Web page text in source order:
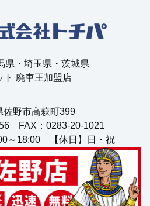
県・埼⽟県・茨城県
ト 廃⾞王加盟店
佐野市⾼萩町399
FAX：0283-20-1021
～18:00 【休日】日・祝